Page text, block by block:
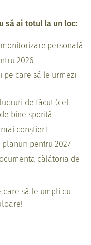
să ai totul la un loc:
personală
2026
pe care să le urmezi
de făcut (cel
bine sporită
conștient
planuri pentru 2027
călătoria de
care să le umpli cu